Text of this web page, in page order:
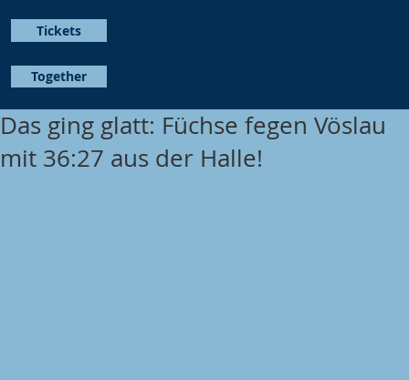
Together
Tickets
Das ging glatt: Füchse fegen Vöslau
mit 36:27 aus der Halle!